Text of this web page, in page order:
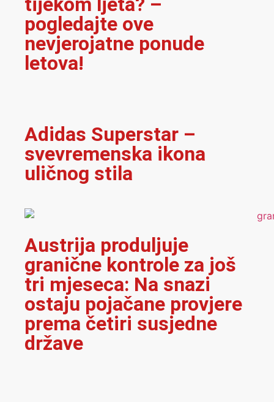
pogledajte ove
nevjerojatne ponude
letova!
Adidas Superstar –
svevremenska ikona
uličnog stila
Austrija produljuje
granične kontrole za još
tri mjeseca: Na snazi
ostaju pojačane provjere
prema četiri susjedne
države